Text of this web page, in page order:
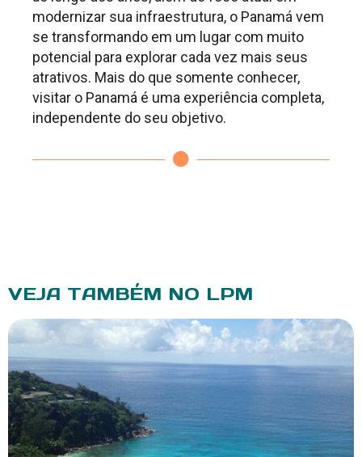
modernizar sua infraestrutura, o Panamá vem
se transformando em um lugar com muito
potencial para explorar cada vez mais seus
atrativos. Mais do que somente conhecer,
visitar o Panamá é uma experiência completa,
independente do seu objetivo.
VEJA TAMBÉM NO LPM